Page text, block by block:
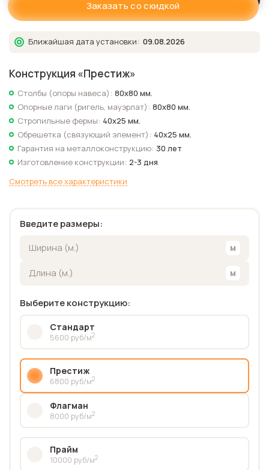
Введите размеры:
Выберите конструкцию:
Стандарт
5600 руб/м2
Престиж
6800 руб/м2
Флагман
8000 руб/м2
Прайм
10000 руб/м2
Заказать со скидкой
Ближайшая дата установки: 09.08.2026
Конструкция «Престиж»
Столбы (опоры навеса): 80х80 мм.
Опорные лаги (ригель, мауэрлат): 80х80 мм.
Стропильные фермы: 40х25 мм.
Обрешетка (связующий элемент): 40х25 мм.
Гарантия на металлоконструкцию: 30 лет
Изготовление конструкции: 2-3 дня
Смотреть все характеристики